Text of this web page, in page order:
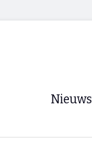
Nieuws